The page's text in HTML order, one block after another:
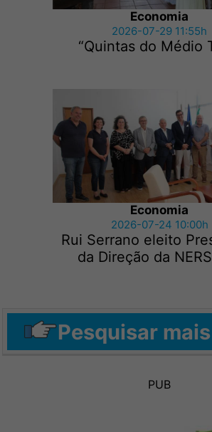
Economia
2026-07-29 11:55h
“Quintas do Médio
Economia
2026-07-24 10:00h
Rui Serrano eleito
da Direção da
Pesquisar
PUB